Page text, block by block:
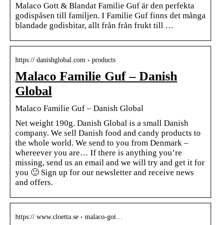
Malaco Gott & Blandat Familie Guf är den perfekta
godispåsen till familjen. I Familie Guf finns det många
blandade godisbitar, allt från från frukt till …
https:// danishglobal.com › products
Malaco Familie Guf – Danish
Global
Malaco Familie Guf – Danish Global
Net weight 190g. Danish Global is a small Danish
company. We sell Danish food and candy products to
the whole world. We send to you from Denmark –
whereever you are… If there is anything you’re
missing, send us an email and we will try and get it for
you 🙂 Sign up for our newsletter and receive news
and offers.
https:// www.cloetta.se › malaco-got…